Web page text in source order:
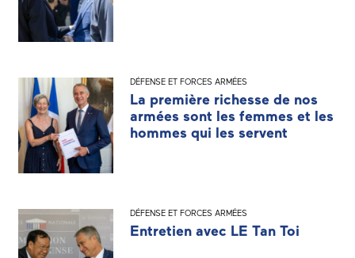
DÉFENSE ET FORCES ARMÉES
La première richesse de nos
armées sont les femmes et les
hommes qui les servent
DÉFENSE ET FORCES ARMÉES
Entretien avec LE Tan Toi